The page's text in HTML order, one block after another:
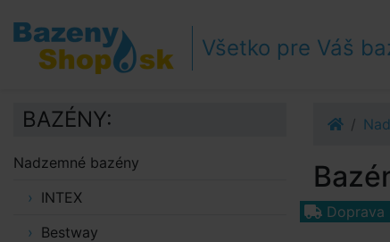
Prejsť na obsah
Prejsť k bočnému stĺpci
Klávesové skratky
Všetko pre Váš
Doprava
BAZÉNY:
Nadzemné bazény
INTEX
Bestway